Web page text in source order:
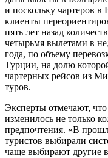
и поскольку чартеров
клиенты
пять лет назад
четырьмя вылетами в
года, по объему
Турции, на долю
чартерных рейсов из
туров.
Эксперты отмечают,
изменилось не только
предпочтения. «В
туристов выбирали
чаще выбирают другие